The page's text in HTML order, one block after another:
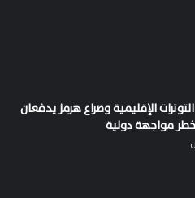
الإقليمية وصراع هرمز يدفعان
مواجهة دولية